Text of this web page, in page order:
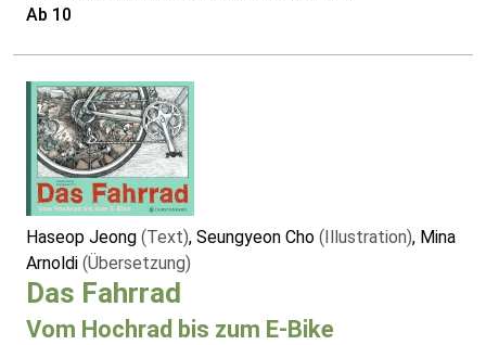
Ab 10
Haseop Jeong (Text), Seungyeon Cho (Illustration), Mina
Arnoldi (Übersetzung)
Das Fahrrad
Vom Hochrad bis zum E-Bike